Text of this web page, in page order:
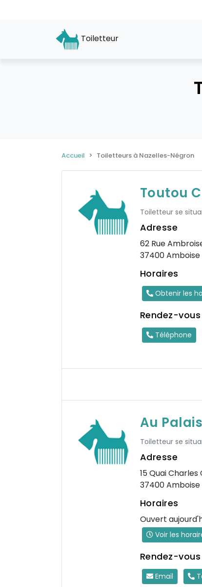
Toiletteur
Accueil Toiletteurs à Nazelles-Négron
Toutou
Toiletteur se
Adresse
62 Rue
37400 Amboise
Horaires
Obtenir les
Rendez-
Téléphone
Au
Toiletteur se
Adresse
15 Quai Charles
37400 Amboise
Horaires
Ouvert
Voir les
Rendez-
Email